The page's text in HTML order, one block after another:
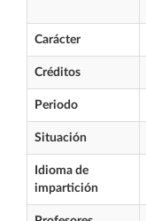
Carácter
Créditos
Periodo
Situación
Idioma de
impartición